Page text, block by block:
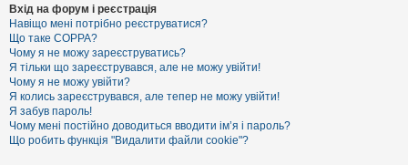
є
с
т
р
а
ц
і
я
Т
Вхід на форум і реєстрація
Навіщо мені потрібно реєструватися?
Що таке COPPA?
Чому я не можу зареєструватись?
Я тільки що зареєструвався, але не можу увійти!
Чому я не можу увійти?
Я колись зареєструвався, але тепер не можу увійти!
Я забув пароль!
Чому мені постійно доводиться вводити ім’я і пароль?
Що робить функція "Видалити файли cookie"?